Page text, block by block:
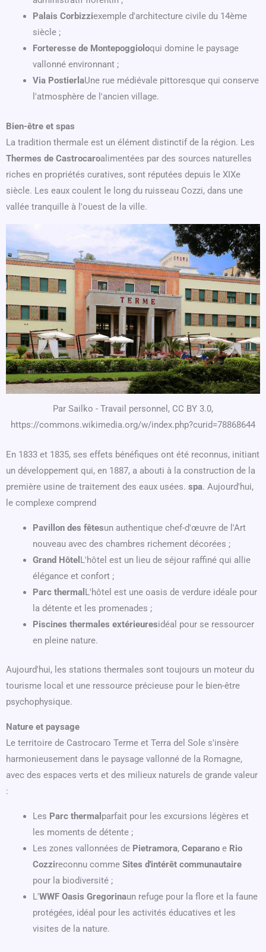
Palais Corbizziexemple d'architecture civile du 14ème
siècle ;
Forteresse de Montepoggioloqui domine le paysage
vallonné environnant ;
Via PostierlaUne rue médiévale pittoresque qui conserve
l'atmosphère de l'ancien village.
Bien-être et spas
La tradition thermale est un élément distinctif de la région. Les
Thermes de Castrocaroalimentées par des sources naturelles
riches en propriétés curatives, sont réputées depuis le XIXe
siècle. Les eaux coulent le long du ruisseau Cozzi, dans une
vallée tranquille à l'ouest de la ville.
Par Sailko - Travail personnel, CC BY 3.0,
https://commons.wikimedia.org/w/index.php?curid=78868644
En 1833 et 1835, ses effets bénéfiques ont été reconnus, initiant
un développement qui, en 1887, a abouti à la construction de la
première usine de traitement des eaux usées. spa. Aujourd'hui,
le complexe comprend
Pavillon des fêtesun authentique chef-d'œuvre de l'Art
nouveau avec des chambres richement décorées ;
Grand Hôtel L'hôtel est un lieu de séjour raffiné qui allie
élégance et confort ;
Parc thermal L'hôtel est une oasis de verdure idéale pour
la détente et les promenades ;
Piscines thermales extérieuresidéal pour se ressourcer
en pleine nature.
Aujourd'hui, les stations thermales sont toujours un moteur du
tourisme local et une ressource précieuse pour le bien-être
psychophysique.
Nature et paysage
Le territoire de Castrocaro Terme et Terra del Sole s'insère
harmonieusement dans le paysage vallonné de la Romagne,
avec des espaces verts et des milieux naturels de grande valeur
:
Les Parc thermal parfait pour les excursions légères et
les moments de détente ;
Les zones vallonnées de Pietramora, Ceparano e Rio
Cozzireconnu comme Sites d'intérêt communautaire
pour la biodiversité ;
L'WWF Oasis Gregorinaun refuge pour la flore et la faune
protégées, idéal pour les activités éducatives et les
visites de la nature.